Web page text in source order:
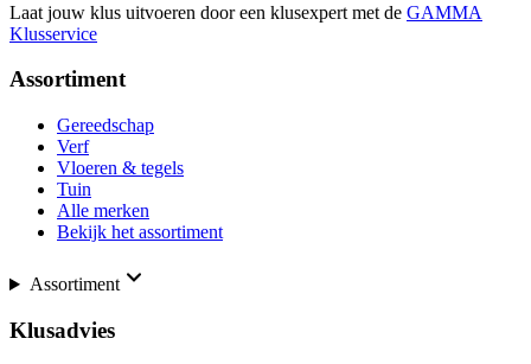
Laat jouw klus uitvoeren door een klusexpert met de GAMMA
Klusservice
Assortiment
Gereedschap
Verf
Vloeren & tegels
Tuin
Alle merken
Bekijk het assortiment
Assortiment
Klusadvies